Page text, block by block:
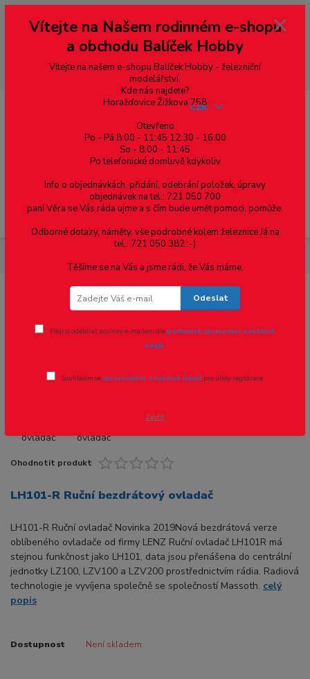
--- pro zákazníky ze Slovenska a jiných zemí, pokud chcete platit v eurech
přepněte si e-shop na euro 💶 pro přepočet měny - pravý horní roh ---
dobírky – pokud si z nějakého důvodu zásilku nevyzvednete, bude po
domluvě zaslána znovu s opětovnou platbou za poštovné, v opačném
případě bude zrušena a účet přidán na blacklist a rušeny následující
objednávky.
Menu
CZK
LH101-R Ruční bezdrátový ovladač
Ohodnotit produkt
LH101-R Ruční bezdrátový ovladač
LH101-R Ruční ovladač Novinka 2019Nová bezdrátová verze
oblíbeného ovladače od firmy LENZ Ruční ovladač LH101R má
stejnou funkčnost jako LH101, data jsou přenášena do centrální
jednotky LZ100, LZV100 a LZV200 prostřednictvím rádia. Radiová
technologie je vyvíjena společně se společností Massoth. celý
popis
Dostupnost Není skladem
Vítejte na Našem rodinném e-shopu
a obchodu Balíček Hobby
Vítejte na našem e-shopu Balíček Hobby - železniční
modelářství.
Kde nás najdete?
Horažďovice Žižkova 758
Otevřeno
Po - Pá 8:00 - 11:45 12:30 - 16:00
So - 8:00 - 11:45
Po telefonické domluvě kdykoliv
Info o objednávkách, přidání, odebrání položek, úpravy
objednávek na tel.: 721 050 700
paní Věra se Vás ráda ujme a s čím bude umět pomoci, pomůže.
Odborné dotazy, náměty, vše podrobné kolem železnice Já na
tel.: 721 050 382 :-)
Těšíme se na Vás a jsme rádi, že Vás máme.
Odeslat
Přeji si odebírat novinky e-mailem dlepodmínek zpracování osobních
údajů.
Souhlasím se zpracováním osobních údajů pro účely registrace.
Zavřít